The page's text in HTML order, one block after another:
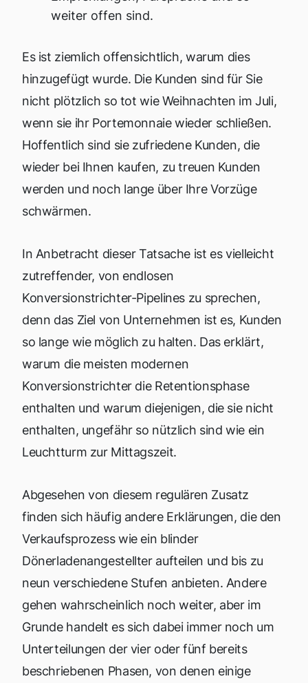
weiter offen sind.
Es ist ziemlich offensichtlich, warum dies
hinzugefügt wurde. Die Kunden sind für Sie
nicht plötzlich so tot wie Weihnachten im Juli,
wenn sie ihr Portemonnaie wieder schließen.
Hoffentlich sind sie zufriedene Kunden, die
wieder bei Ihnen kaufen, zu treuen Kunden
werden und noch lange über Ihre Vorzüge
schwärmen.
In Anbetracht dieser Tatsache ist es vielleicht
zutreffender, von endlosen
Konversionstrichter-Pipelines zu sprechen,
denn das Ziel von Unternehmen ist es, Kunden
so lange wie möglich zu halten. Das erklärt,
warum die meisten modernen
Konversionstrichter die Retentionsphase
enthalten und warum diejenigen, die sie nicht
enthalten, ungefähr so nützlich sind wie ein
Leuchtturm zur Mittagszeit.
Abgesehen von diesem regulären Zusatz
finden sich häufig andere Erklärungen, die den
Verkaufsprozess wie ein blinder
Dönerladenangestellter aufteilen und bis zu
neun verschiedene Stufen anbieten. Andere
gehen wahrscheinlich noch weiter, aber im
Grunde handelt es sich dabei immer noch um
Unterteilungen der vier oder fünf bereits
beschriebenen Phasen, von denen einige